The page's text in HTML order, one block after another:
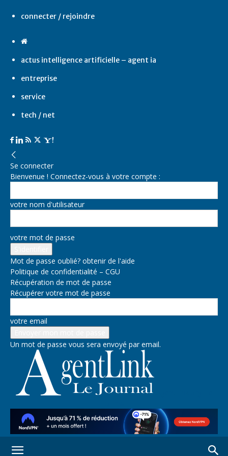
connecter / rejoindre
actus intelligence artificielle – agent ia
entreprise
service
tech / net
Se connecter
Bienvenue ! Connectez-vous à votre compte :
votre nom d'utilisateur
votre mot de passe
Mot de passe oublié? obtenir de l'aide
Politique de confidentialité – CGU
Récupération de mot de passe
Récupérer votre mot de passe
votre email
Un mot de passe vous sera envoyé par email.